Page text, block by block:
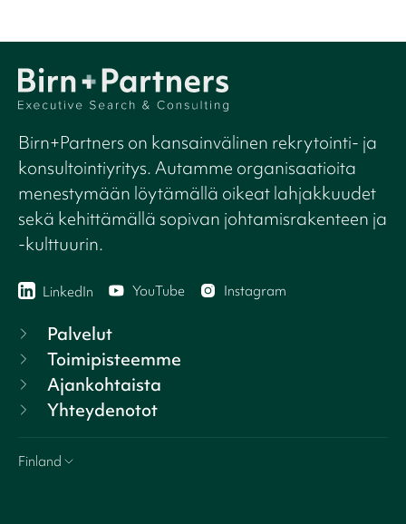
Birn+Partners on kansainvälinen rekrytointi- ja
konsultointiyritys. Autamme organisaatioita
menestymään löytämällä oikeat lahjakkuudet
sekä kehittämällä sopivan johtamisrakenteen ja
-kulttuurin.
LinkedIn YouTube Instagram
Palvelut
Toimipisteemme
Ajankohtaista
Yhteydenotot
Finland